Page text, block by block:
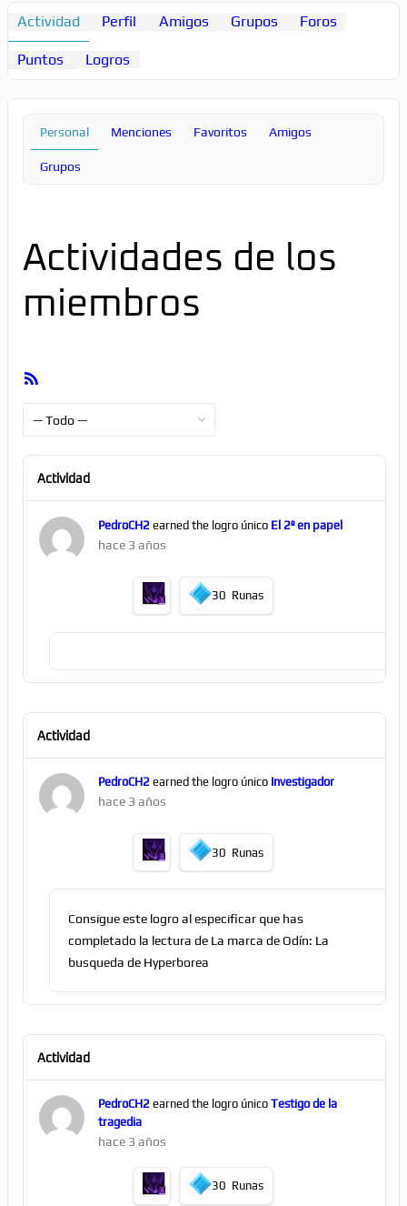
Actividad Perfil Amigos Grupos Foros
Puntos Logros
Personal Menciones Favoritos Amigos
Grupos
Actividades de los
miembros
Actividad
PedroCH2earned the logro único El 2º en papel
hace 3 años
30 Runas
Actividad
PedroCH2earned the logro único Investigador
hace 3 años
30 Runas
Consigue este logro al especificar que has
completado la lectura de La marca de Odín: La
busqueda de Hyperborea
Actividad
PedroCH2earned the logro único Testigo de la
tragedia
hace 3 años
30 Runas